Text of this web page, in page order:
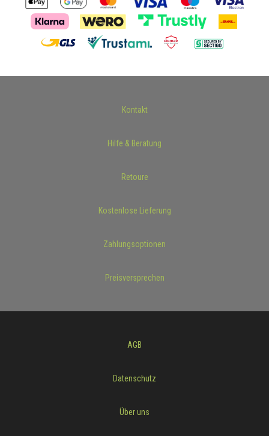
Kontakt
Hilfe & Beratung
Retoure
Kostenlose Lieferung
Zahlungsoptionen
Preisversprechen
AGB
Datenschutz
Über uns